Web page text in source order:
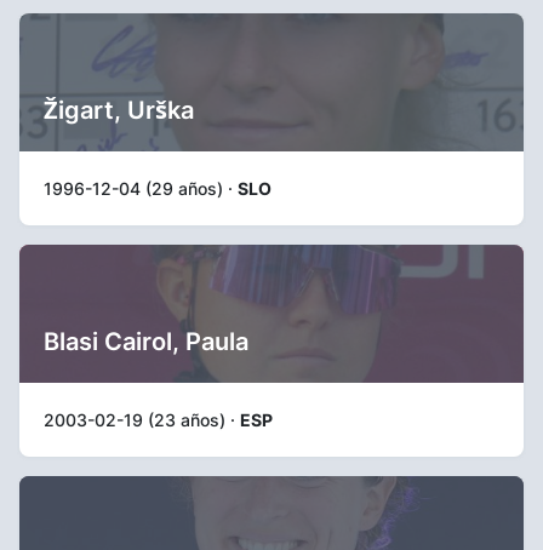
Žigart, Urška
1996-12-04 (29 años) · SLO
Blasi Cairol, Paula
2003-02-19 (23 años) · ESP